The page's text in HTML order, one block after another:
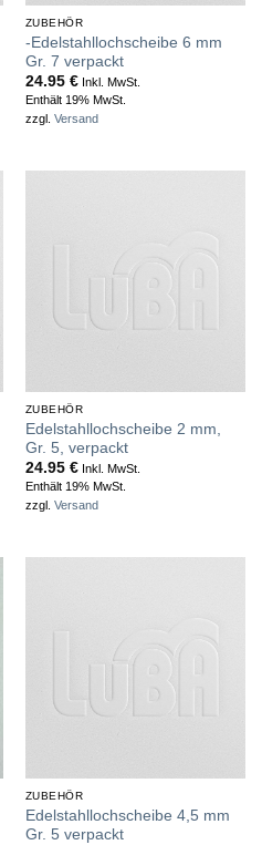
ZUBEHÖR
-Edelstahllochscheibe 6 mm
Gr. 7 verpackt
24.95 €Inkl. MwSt.
Enthält 19% MwSt.
zzgl. Versand
ZUBEHÖR
Edelstahllochscheibe 2 mm,
Gr. 5, verpackt
24.95 €Inkl. MwSt.
Enthält 19% MwSt.
zzgl. Versand
ZUBEHÖR
Edelstahllochscheibe 4,5 mm
Gr. 5 verpackt